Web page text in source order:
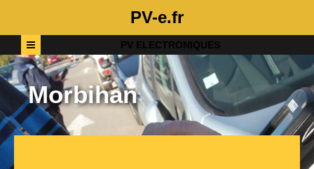
PV-e.fr
PV ELECTRONIQUES
Morbihan